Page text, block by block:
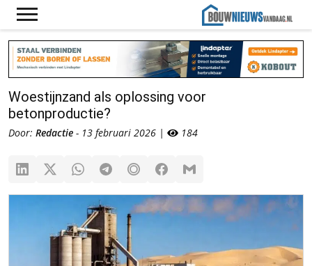
Woestijnzand als oplossing voor
betonproductie?
Door: Redactie - 13 februari 2026 | 184